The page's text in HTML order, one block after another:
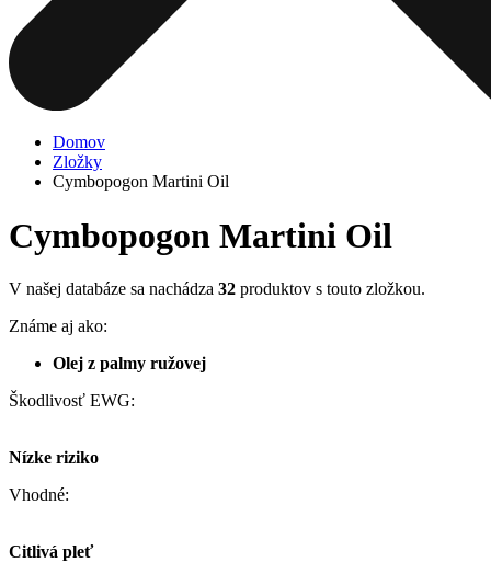
Domov
Zložky
Cymbopogon Martini Oil
Cymbopogon Martini Oil
V našej databáze sa nachádza 32 produktov s touto zložkou.
Známe aj ako:
Olej z palmy ružovej
Škodlivosť EWG:
Nízke riziko
Vhodné:
Citlivá pleť